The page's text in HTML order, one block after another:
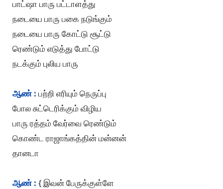
பாட்ஷா பாரு பட்டாளத்து
நடையை பாரு பகை நடுங்கும்
நடையை பாரு கோட்டு சூட்டு
ரெண்டும் எடுத்து போட்டு
நடக்கும் புலிய பாரு
ஆண் : பற்றி எரியும் நெருப்பு
போல சுட்டெரிக்கும் விழிய
பாரு ரத்தம் வேர்வை ரெண்டும்
கொண்ட ராஜாங்கத்தின் மன்னன்
தானடா
ஆண் : { இவன் பேருக்குள்ளே